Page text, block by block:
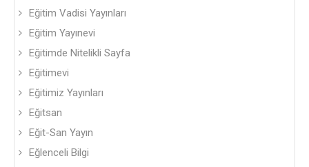
Eğitim Vadisi Yayınları
Eğitim Yayınevi
Eğitimde Nitelikli Sayfa
Eğitimevi
Eğitimiz Yayınları
Eğitsan
Eğit-San Yayın
Eğlenceli Bilgi